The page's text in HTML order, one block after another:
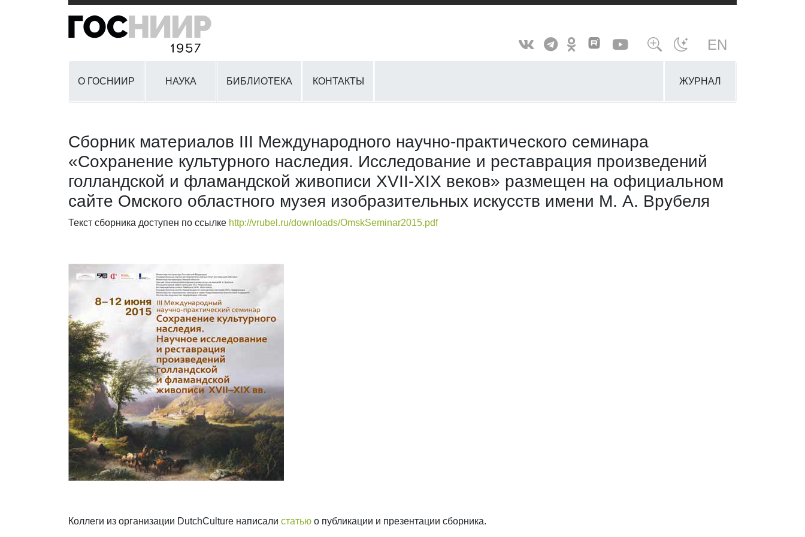
EN
О ГОСНИИР НАУКА БИБЛИОТЕКА КОНТАКТЫ ЖУРНАЛ
Сборник материалов III Международного научно-практического семинара
«Сохранение культурного наследия. Исследование и реставрация произведений
голландской и фламандской живописи XVII-XIX веков» размещен на официальном
сайте Омского областного музея изобразительных искусств имени М. А. Врубеля
Текст сборника доступен по ссылке http://vrubel.ru/downloads/OmskSeminar2015.pdf
Коллеги из организации DutchCulture написали статью о публикации и презентации сборника.